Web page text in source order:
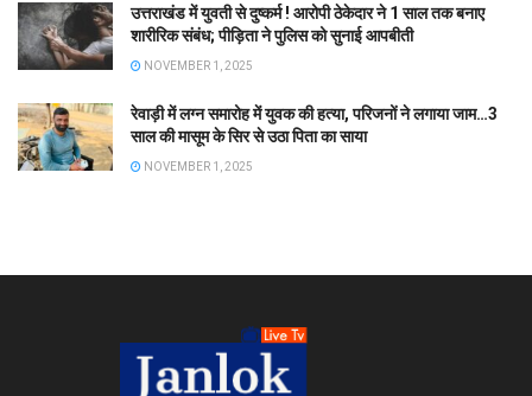
उत्तराखंड में युवती से दुष्कर्म ! आरोपी ठेकेदार ने 1 साल तक बनाए
शारीरिक संबंध; पीड़िता ने पुलिस को सुनाई आपबीती
NOVEMBER 1, 2025
रेवाड़ी में लग्न समारोह में युवक की हत्या, परिजनों ने लगाया जाम…3
साल की मासूम के सिर से उठा पिता का साया
NOVEMBER 1, 2025